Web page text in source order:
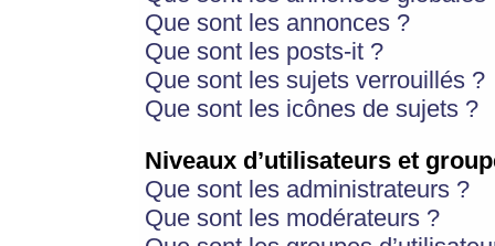
Que sont les annonces ?
Que sont les posts-it ?
Que sont les sujets verrouillés ?
Que sont les icônes de sujets ?
Niveaux d’utilisateurs et
Que sont les administrateurs ?
Que sont les modérateurs ?